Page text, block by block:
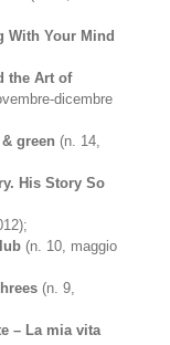
With Your Mind
the Art of
dicembre
green (n. 14,
His Story So
(n. 10, maggio
(n. 9,
– La mia vita